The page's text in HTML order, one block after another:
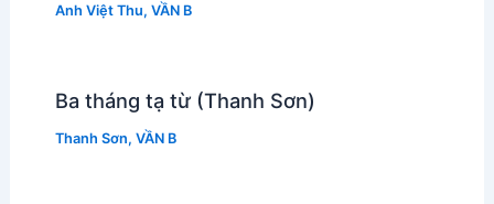
Anh Việt Thu, VẦN B
Ba tháng tạ từ (Thanh Sơn)
Thanh Sơn, VẦN B